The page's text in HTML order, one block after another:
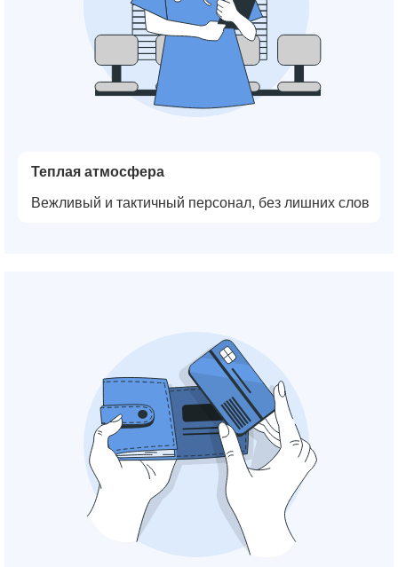
Теплая атмосфера
Вежливый и тактичный персонал, без лишних слов